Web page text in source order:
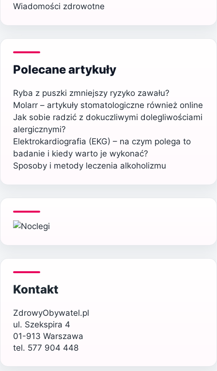
Wiadomości zdrowotne
Polecane artykuły
Ryba z puszki zmniejszy ryzyko zawału?
Molarr – artykuły stomatologiczne również online
Jak sobie radzić z dokuczliwymi dolegliwościami
alergicznymi?
Elektrokardiografia (EKG) – na czym polega to
badanie i kiedy warto je wykonać?
Sposoby i metody leczenia alkoholizmu
Kontakt
ZdrowyObywatel.pl
ul. Szekspira 4
01-913 Warszawa
tel. 577 904 448